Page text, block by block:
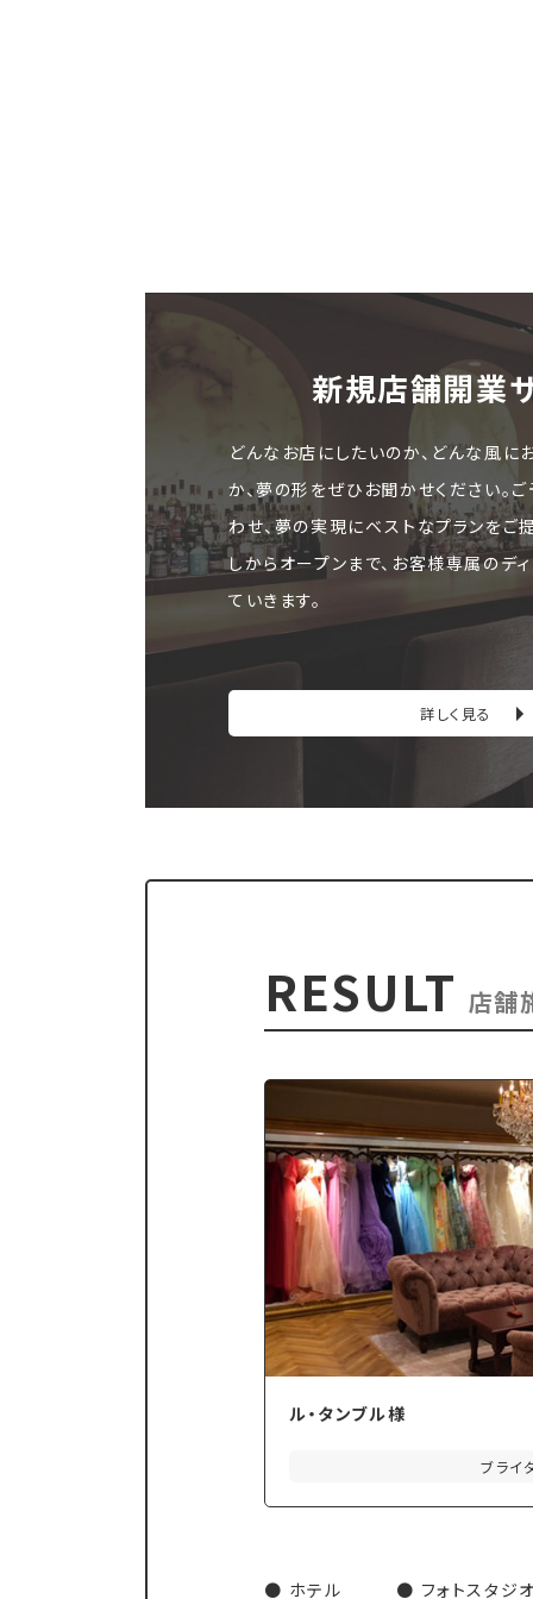
新規店舗開業
どんなお店にしたいのか、どんな風に
か、夢の形をぜひお聞かせください。
わせ、夢の実現にベストなプランをご
しからオープンまで、お客様専属のデ
ていきます。
詳しく見る
RESULT 店舗
ル・タンブル様
ブライ
ホテル フォトスタジ